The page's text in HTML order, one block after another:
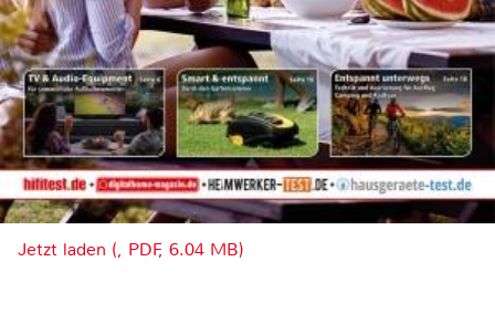
Jetzt laden (, PDF, 6.04 MB)